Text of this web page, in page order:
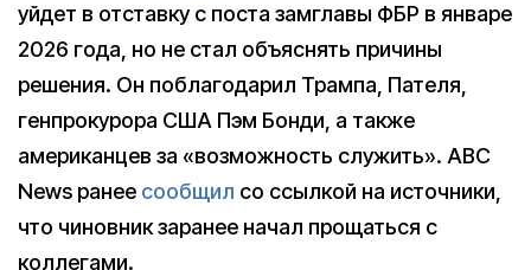
уйдет в отставку с поста замглавы ФБР в январе
2026 года, но не стал объяснять причины
решения. Он поблагодарил Трампа, Пателя,
генпрокурора США Пэм Бонди, а также
американцев за «возможность служить». ABC
News ранее сообщил со ссылкой на источники,
что чиновник заранее начал прощаться с
коллегами.